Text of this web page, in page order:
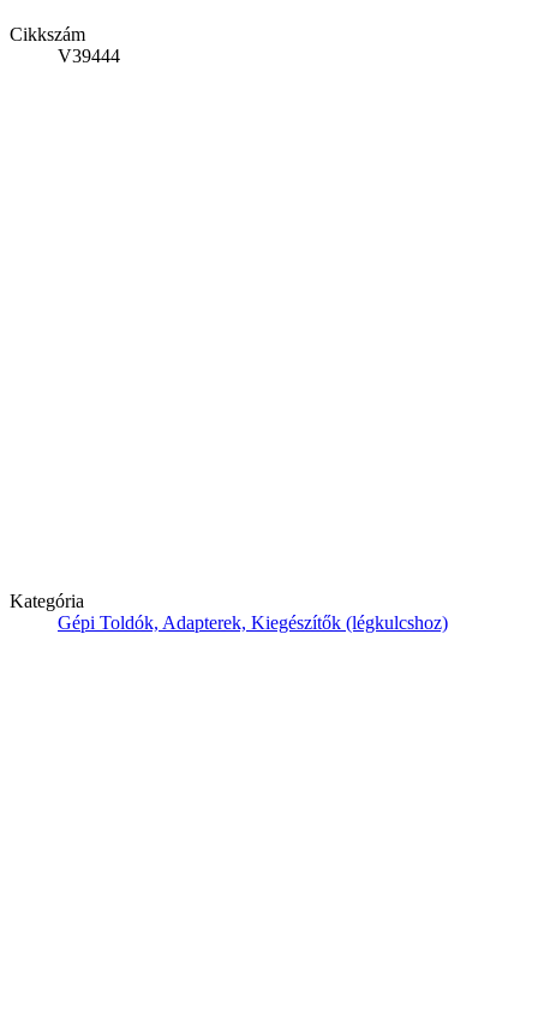
Cikkszám
V39444
Kategória
Gépi Toldók, Adapterek, Kiegészítők (légkulcshoz)